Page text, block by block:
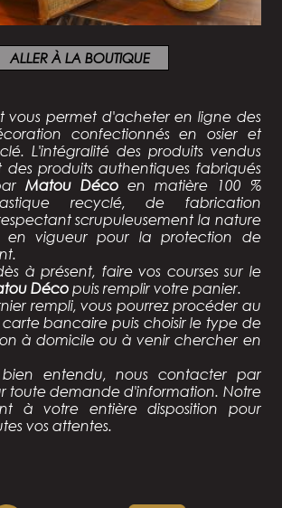
ALLER À LA BOUTIQUE
vous permet d'acheter en ligne des
confectionnésen osier et
. L'intégralité des produits vendus
des produits authentiques fabriqués
Matou Déco en matière 100 %
recyclé, de fabrication
scrupuleusement la nature
en vigueur pour la protection de
à présent, faire vos courses sur le
Décopuis remplir votre panier.
rempli, vous pourrez procéder au
bancaire puis choisir le type de
à domicile ou à venir chercher en
bien entendu, nous contacter par
toute demande d'information. Notre
à votre entière disposition pour
vos attentes.